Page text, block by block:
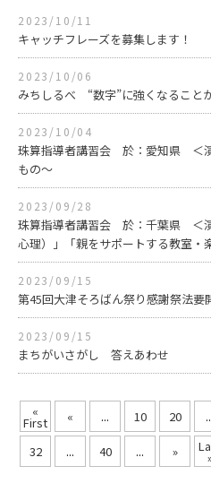
2023/10/11
キャッチフレーズを募集します！
2023/10/06
みちしるべ “数字”に強くなること
2023/10/04
珠算指導者講習会 於：愛知県 ＜
もの～
2023/09/28
珠算指導者講習会 於：千葉県 ＜
心理）」「親をサポートする教室・
2023/09/15
第45回大津そろばん祭り感謝祭法
2023/09/15
まちがいさがし 答えあわせ
«
First « ... 10 20
32 ... 40 ... »